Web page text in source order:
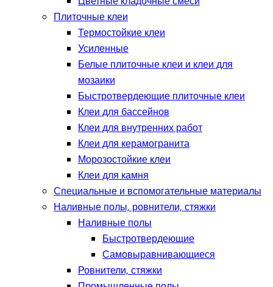
Плиточные клеи
Термостойкие клеи
Усиленные
Белые плиточные клеи и клеи для
мозаики
Быстротвердеющие плиточные клеи
Клеи для бассейнов
Клеи для внутренних работ
Клеи для керамогранита
Морозостойкие клеи
Клеи для камня
Специальные и вспомогательные материалы
Наливные полы, ровнители, стяжки
Наливные полы
Быстротвердеющие
Самовыравнивающиеся
Ровнители, стяжки